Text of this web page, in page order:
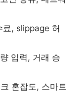
료, slippage 허
입력, 거래 승
혼잡도, 스마트